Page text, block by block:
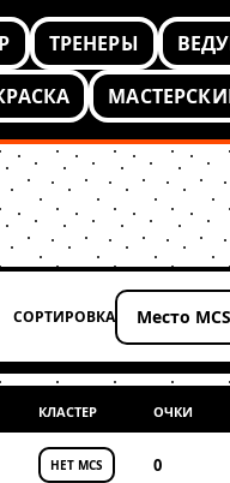
ТРЕНЕРЫ
СОРТИРОВКА
Применить сортировку
КЛАСТЕР ОЧКИ
НЕТ MCS 0